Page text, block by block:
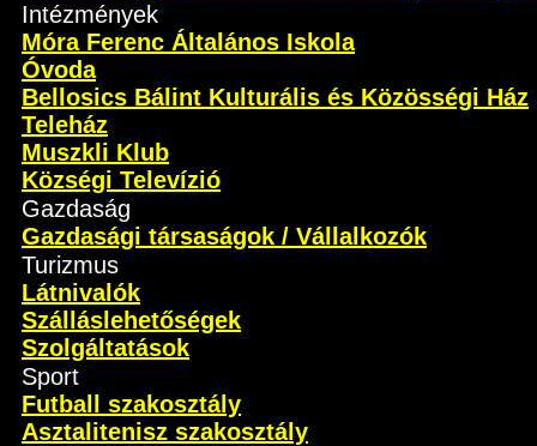
Intézmények
Móra Ferenc Általános Iskola
Óvoda
Bellosics Bálint Kulturális és Közösségi Ház
Teleház
Muszkli Klub
Községi Televízió
Gazdaság
Gazdasági társaságok / Vállalkozók
Turizmus
Látnivalók
Szálláslehetőségek
Szolgáltatások
Sport
Futball szakosztály
Asztalitenisz szakosztály